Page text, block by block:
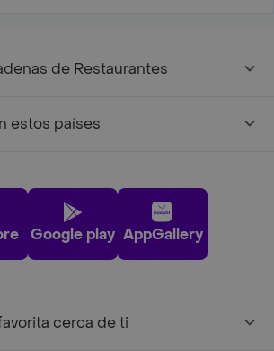
de Restaurantes
estos países
Google play AppGallery
cerca de ti